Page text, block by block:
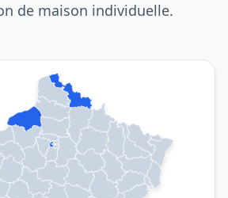
de maison individuelle.